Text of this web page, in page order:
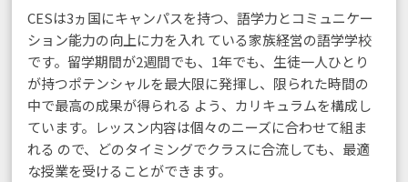
CESは3ヵ国にキャンパスを持つ、語学力とコミュニケー
ション能力の向上に力を入れ ている家族経営の語学学校
です。留学期間が2週間でも、1年でも、生徒一人ひとり
が持つポテンシャルを最大限に発揮し、限られた時間の
中で最高の成果が得られる よう、カリキュラムを構成し
ています。レッスン内容は個々のニーズに合わせて組ま
れる ので、どのタイミングでクラスに合流しても、最適
な授業を受けることができます。